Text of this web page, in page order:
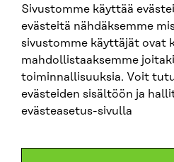
Sivustomme käyttää
evästeitä nähdäksemme
sivustomme käyttäjät ovat
mahdollistaaksemme
toiminnallisuuksia. Voit
evästeiden sisältöön ja
evästeasetus-sivulla
SITRA PÅ SOCIALA MEDIER
LinkedIn
Instagram
YouTube